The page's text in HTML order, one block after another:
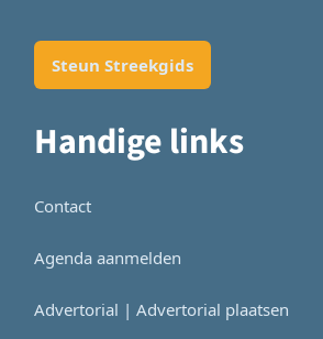
Steun Streekgids
Handige links
Contact
Agenda aanmelden
Advertorial | Advertorial plaatsen